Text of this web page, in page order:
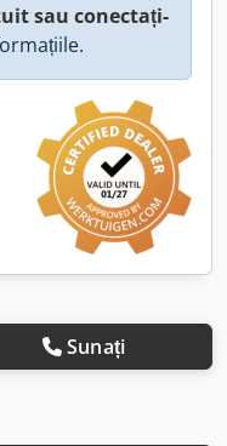
sau conectați-
Sunați